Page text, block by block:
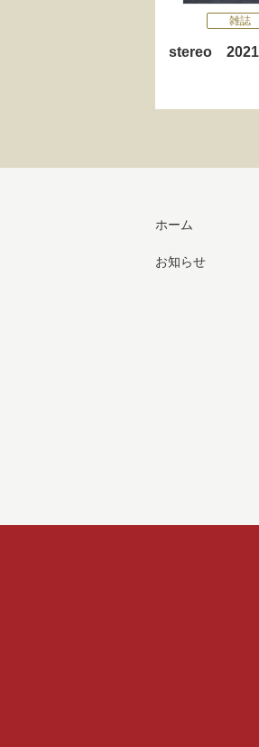
雑誌
stereo 2021
ホーム
お知らせ